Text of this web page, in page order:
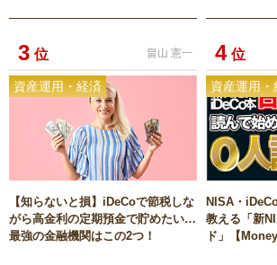
3 位
資産運用・経済
畠山 憲一
【知らないと損】iDeCoで節税しな
がら高金利の定期預金で貯めたい…
最強の金融機関はこの2つ！
4 位
資産運用・
NISA・
教える「新
ド」【